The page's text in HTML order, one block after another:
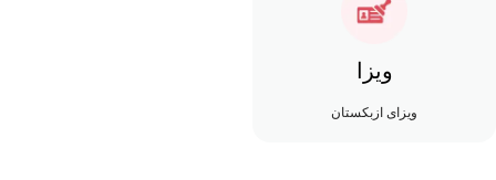
ویزا
ویزای ازبکستان